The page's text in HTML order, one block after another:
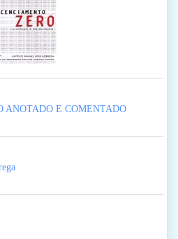
ANOTADO E COMENTADO